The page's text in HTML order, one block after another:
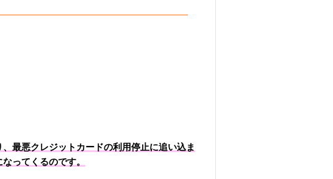
最悪クレジットカードの利用停止に追い込ま
ってくるのです。